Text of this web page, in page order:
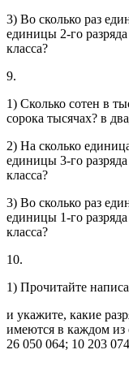
3) Во сколько раз
единицы 2-го
класса?
9.
1) Сколько сотен в
сорока тысячах? в
2) На сколько
единицы 3-го
класса?
3) Во сколько раз
единицы 1-го
класса?
10.
1) Прочитайте
и укажите, какие
имеются в каждом из
26 050 064; 10 203